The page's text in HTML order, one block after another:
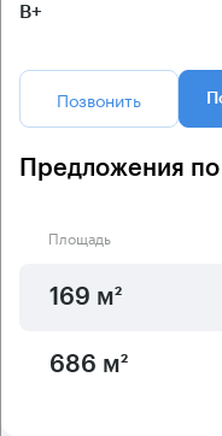
B+
Позвонить
Предложения
Площадь
169 м²
686 м²